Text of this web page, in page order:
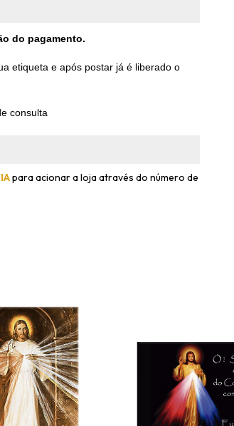
do pagamento.
etiqueta e após postar já é liberado o
consulta
para acionar a loja através do número de